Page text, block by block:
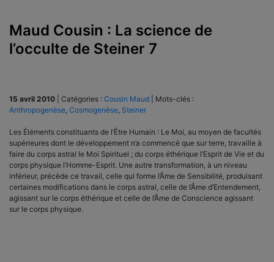
Maud Cousin : La science de
l’occulte de Steiner 7
15 avril 2010 Catégories : Cousin Maud
Mots-clés :
Anthropogenèse Cosmogenèse Steiner
Les Éléments constituants de l’Être Humain : Le Moi, au moyen de facultés
supérieures dont le développement n’a commencé que sur terre, travaille à
faire du corps astral le Moi Spirituel ; du corps éthérique l’Esprit de Vie et du
corps physique l’Homme-Esprit. Une autre transformation, à un niveau
inférieur, précède ce travail, celle qui forme l’Âme de Sensibilité, produisant
certaines modifications dans le corps astral, celle de l’Âme d’Entendement,
agissant sur le corps éthérique et celle de l’Âme de Conscience agissant
sur le corps physique.